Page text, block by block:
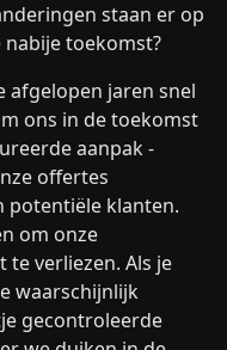
staan ​​er op
toekomst?
afgelopen jaren snel
ons in de toekomst
aanpak -
offertes
potentiële klanten.
om onze
verliezen. Als je
waarschijnlijk
gecontroleerde